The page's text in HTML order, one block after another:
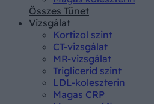
Összes Tünet
Vizsgálat
Kortizol szint
CT-vizsgálat
MR-vizsgálat
Triglicerid szint
LDL-koleszterin
Magas CRP